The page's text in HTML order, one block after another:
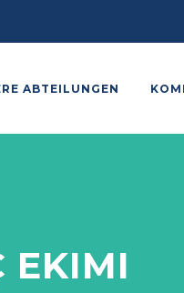
ABTEILUNGEN
EKIMI